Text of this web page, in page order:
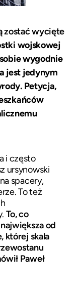
zostać wycięte
wojskowej
wygodnie
jest jedynym
Petycja,
i często
ursynowski
spacery,
To też
To, co
od
której skala
Paweł